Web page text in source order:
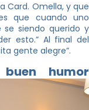
Card. Omella, y que
que cuando uno
se siendo querido y
esto.” Al final del
gente alegre”.
humor